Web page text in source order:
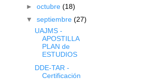
► octubre (18)
▼ septiembre (27)
UAJMS -
APOSTILLA
PLAN de
ESTUDIOS
DDE-TAR -
Certificación